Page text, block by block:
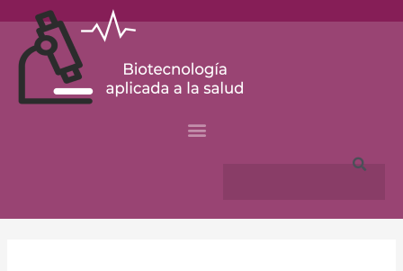
content
Search